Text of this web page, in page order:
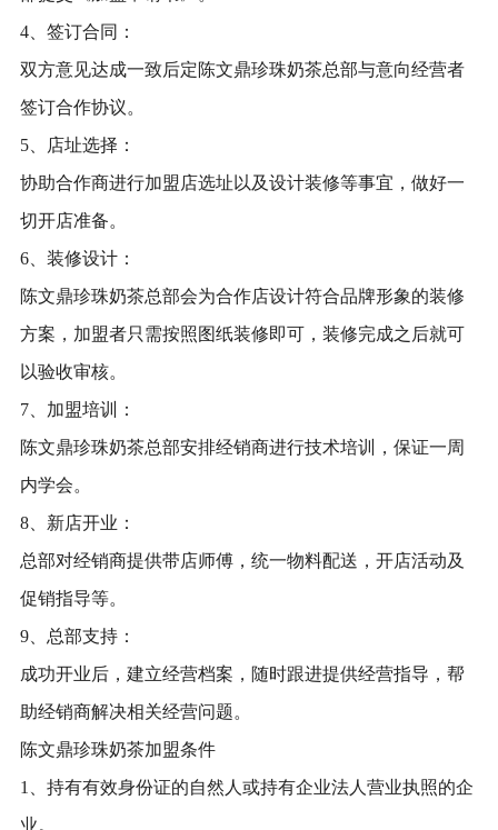
4、签订合同：
双方意见达成一致后定陈文鼎珍珠奶茶总部与意向经营者
签订合作协议。
5、店址选择：
协助合作商进行加盟店选址以及设计装修等事宜，做好一
切开店准备。
6、装修设计：
陈文鼎珍珠奶茶总部会为合作店设计符合品牌形象的装修
方案，加盟者只需按照图纸装修即可，装修完成之后就可
以验收审核。
7、加盟培训：
陈文鼎珍珠奶茶总部安排经销商进行技术培训，保证一周
内学会。
8、新店开业：
总部对经销商提供带店师傅，统一物料配送，开店活动及
促销指导等。
9、总部支持：
成功开业后，建立经营档案，随时跟进提供经营指导，帮
助经销商解决相关经营问题。
陈文鼎珍珠奶茶加盟条件
1、持有有效身份证的自然人或持有企业法人营业执照的企
业。